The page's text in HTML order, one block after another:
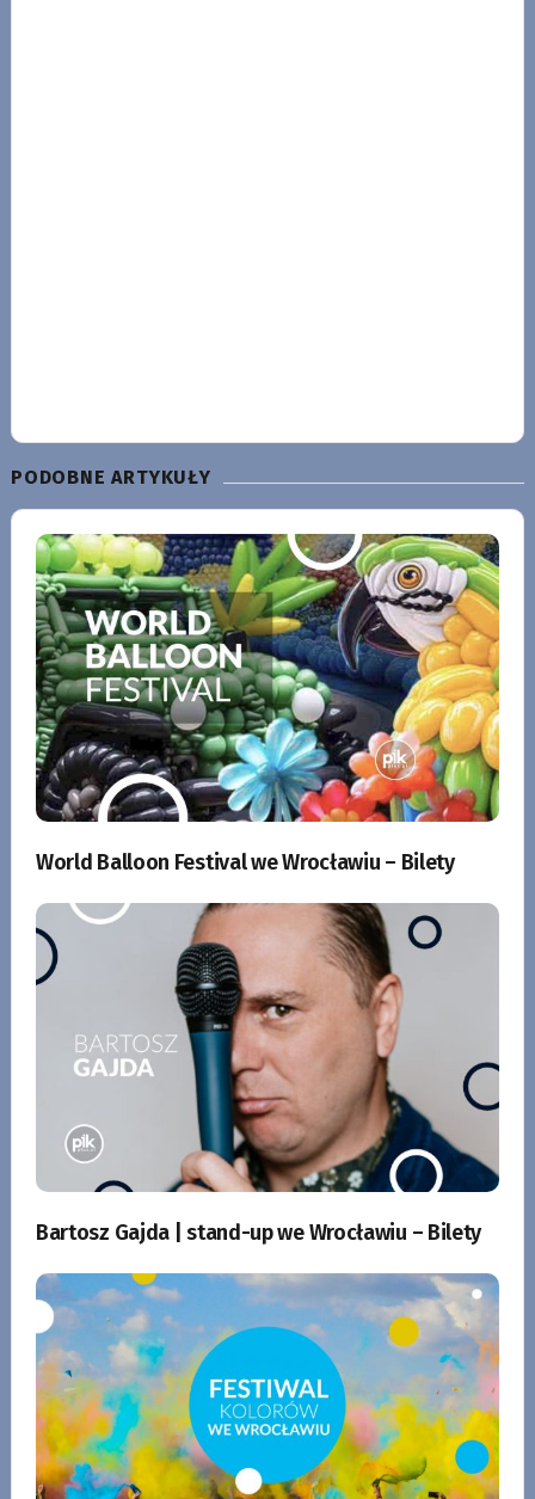
PODOBNE ARTYKUŁY
World Balloon Festival we Wrocławiu – Bilety
Bartosz Gajda | stand-up we Wrocławiu – Bilety